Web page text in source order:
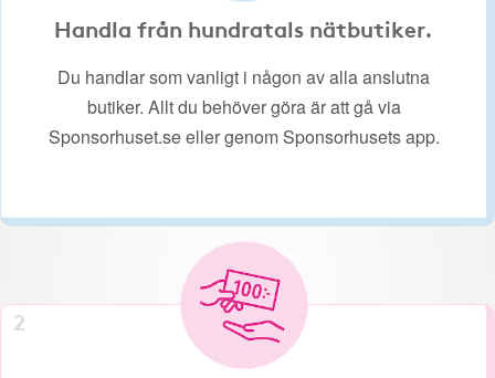
Handla från hundratals nätbutiker.
Du handlar som vanligt i någon av alla anslutna
butiker. Allt du behöver göra är att gå via
Sponsorhuset.se eller genom Sponsorhusets app.
2